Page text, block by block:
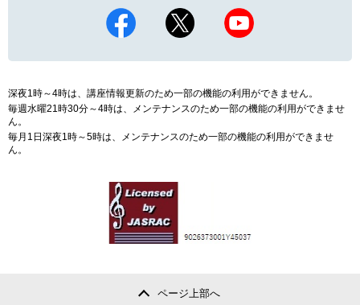
深夜1時～4時は、講座情報更新のため一部の機能の利用ができません。
毎週水曜21時30分～4時は、メンテナンスのため一部の機能の利用ができませ
ん。
毎月1日深夜1時～5時は、メンテナンスのため一部の機能の利用ができませ
ん。
ページ上部へ